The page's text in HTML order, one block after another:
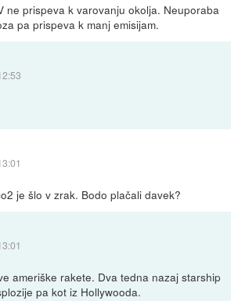
ne prispeva k varovanju okolja. Neuporaba
pa prispeva k manj emisijam.
je šlo v zrak. Bodo plačali davek?
ameriške rakete. Dva tedna nazaj starship
pa kot iz Hollywooda.